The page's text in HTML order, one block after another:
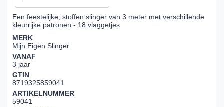
Een feestelijke, stoffen slinger van 3 meter met verschillende
kleurrijke patronen - 18 vlaggetjes
MERK
Mijn Eigen Slinger
VANAF
3 jaar
GTIN
8719325859041
ARTIKELNUMMER
59041